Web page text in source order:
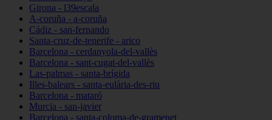
Girona - l39escala
A-coruña - a-coruña
Cádiz - san-fernando
Santa-cruz-de-tenerife - arico
Barcelona - cerdanyola-del-vallès
Barcelona - sant-cugat-del-vallès
Las-palmas - santa-brígida
Illes-balears - santa-eulària-des-riu
Barcelona - mataró
Murcia - san-javier
Barcelona - santa-coloma-de-gramenet